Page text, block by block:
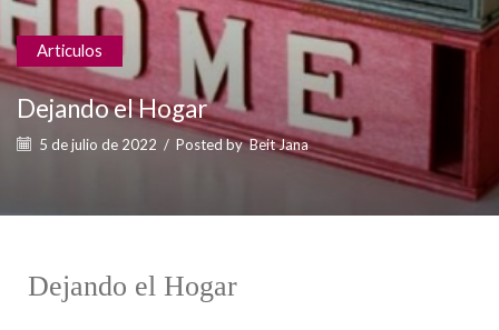
Articulos
Dejando el Hogar
5 de julio de 2022 / Posted by Beit Jana
Dejando el Hogar